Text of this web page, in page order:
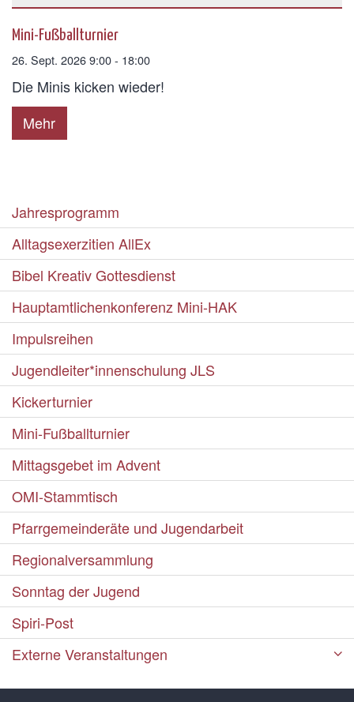
Datum: 26. September 2026
Mini-Fußballturnier
26. Sept. 2026 9:00 - 18:00
Die Minis kicken wieder!
Mehr
Jahresprogramm
Alltagsexerzitien AllEx
Bibel Kreativ Gottesdienst
Hauptamtlichenkonferenz Mini-HAK
Impulsreihen
Jugendleiter*innenschulung JLS
Kickerturnier
Mini-Fußballturnier
Mittagsgebet im Advent
OMI-Stammtisch
Pfarrgemeinderäte und Jugendarbeit
Regionalversammlung
Sonntag der Jugend
Spiri-Post
Externe Veranstaltungen